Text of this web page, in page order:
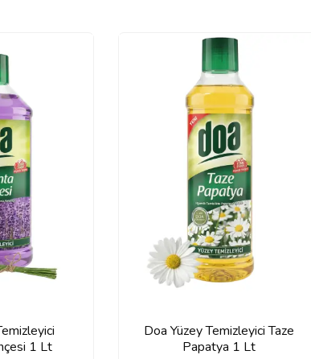
1 Lt
Doa Yüzey Temizleyici Taze
Papatya 1 Lt